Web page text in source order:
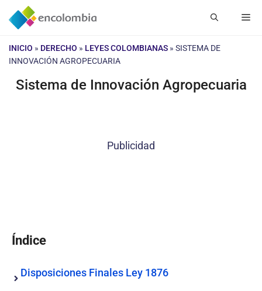
Saltar
INICIO » DERECHO » LEYES COLOMBIANAS » SISTEMA DE
INNOVACIÓN AGROPECUARIA
Sistema de Innovación Agropecuaria
Publicidad
Índice
Disposiciones Finales Ley 1876